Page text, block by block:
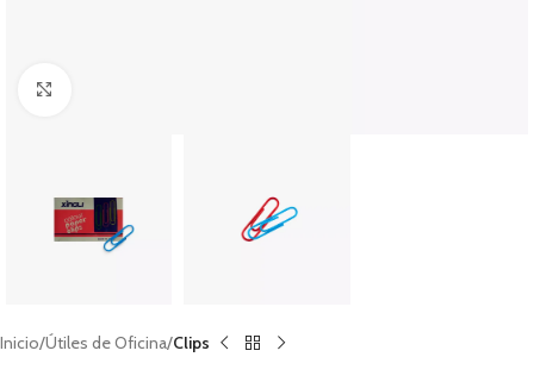
Inicio Útiles de Oficina Clips